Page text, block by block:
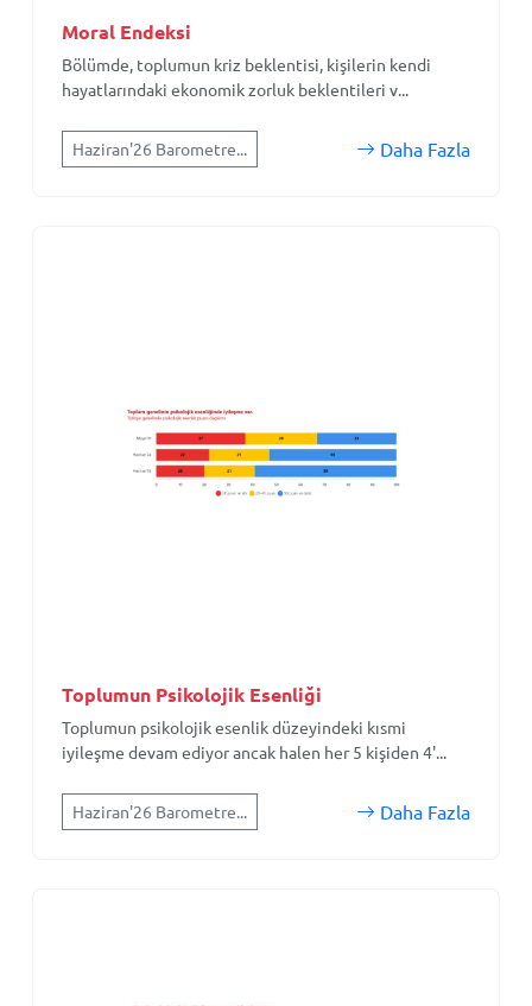
Moral Endeksi
Bölümde, toplumun kriz beklentisi, kişilerin kendi
hayatlarındaki ekonomik zorluk beklentileri v...
Haziran'26 Barometre... Daha Fazla
Toplumun Psikolojik Esenliği
Toplumun psikolojik esenlik düzeyindeki kısmi
iyileşme devam ediyor ancak halen her 5 kişiden 4'...
Haziran'26 Barometre... Daha Fazla